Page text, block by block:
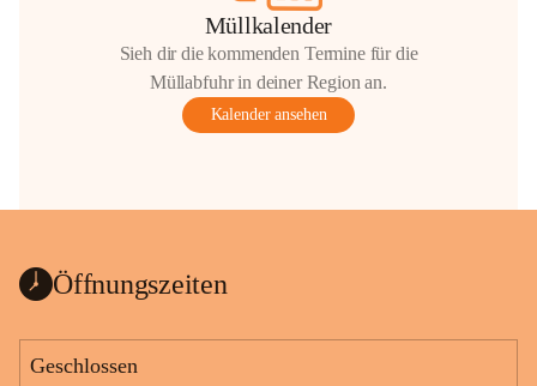
Müllkalender
Sieh dir die kommenden Termine für die
Müllabfuhr in deiner Region an.
Kalender ansehen
Öffnungszeiten
Geschlossen